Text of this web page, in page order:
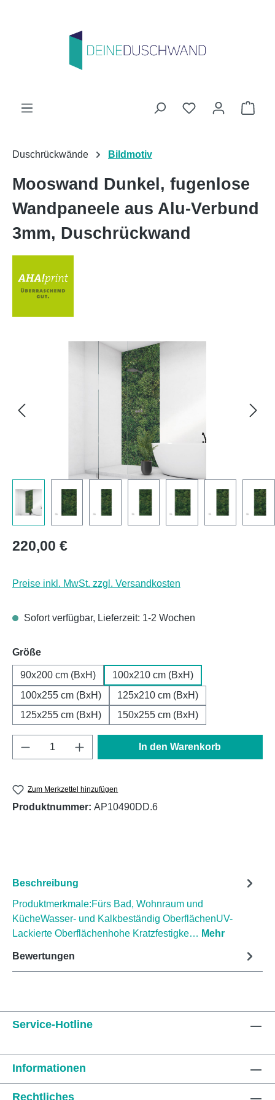
Du hast 0
Duschrückwände Bildmotiv
Mooswand Dunkel, fugenlose
Wandpaneele aus Alu-Verbund
3mm, Duschrückwand
Regulärer Preis:
220,00 €
Preise inkl. MwSt. zzgl. Versandkosten
Sofort verfügbar, Lieferzeit: 1-2 Wochen
Größeauswählen
90x200 cm (BxH)
100x210 cm (BxH)
100x255 cm (BxH)
125x210 cm (BxH)
125x255 cm (BxH)
150x255 cm (BxH)
Produkt Anzahl: Gib den gewünschten
In den Warenkorb
Zum Merkzettel hinzufügen
Produktnummer: AP10490DD.6
Beschreibung
Produktmerkmale:Fürs Bad, Wohnraum und
KücheWasser- und Kalkbeständig OberflächenUV-
Lackierte Oberflächenhohe Kratzfestigke… Mehr
Bewertungen
Service-Hotline
Informationen
Rechtliches